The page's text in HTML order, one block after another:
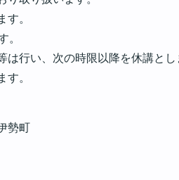
す。
。
は行い、次の時限以降を休講と
。
勢町